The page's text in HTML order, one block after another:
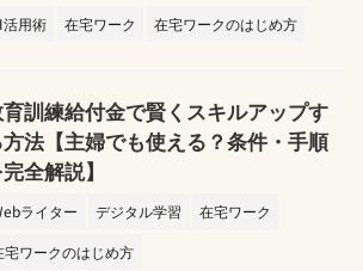
活用術 在宅ワーク 在宅ワークのはじめ方
訓練給付金で賢くスキルアップす
法【主婦でも使える？条件・手順
全解説】
ライター デジタル学習
在宅ワーク
宅ワークのはじめ方